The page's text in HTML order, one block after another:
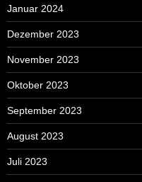
Januar 2024
Dezember 2023
November 2023
Oktober 2023
September 2023
August 2023
Juli 2023